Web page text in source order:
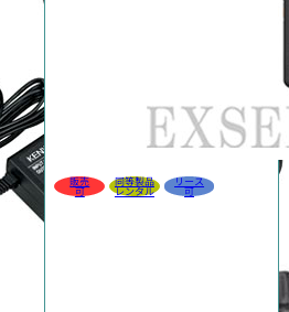
販売
可
同等製品
レンタル
リース
可